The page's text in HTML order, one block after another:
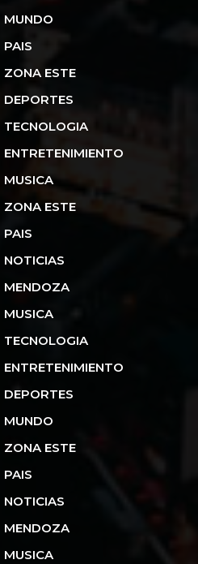
MUNDO
PAIS
ZONA ESTE
DEPORTES
TECNOLOGIA
ENTRETENIMIENTO
MUSICA
ZONA ESTE
PAIS
NOTICIAS
MENDOZA
MUSICA
TECNOLOGIA
ENTRETENIMIENTO
DEPORTES
MUNDO
ZONA ESTE
PAIS
NOTICIAS
MENDOZA
MUSICA